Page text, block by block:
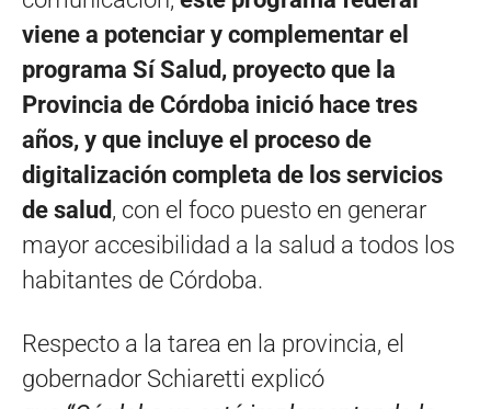
viene a potenciar y complementar el
programa Sí Salud, proyecto que la
Provincia de Córdoba inició hace tres
años, y que incluye el proceso de
digitalización completa de los servicios
de salud , con el foco puesto en generar
mayor accesibilidad a la salud a todos los
habitantes de Córdoba.
Respecto a la tarea en la provincia, el
gobernador Schiaretti explicó